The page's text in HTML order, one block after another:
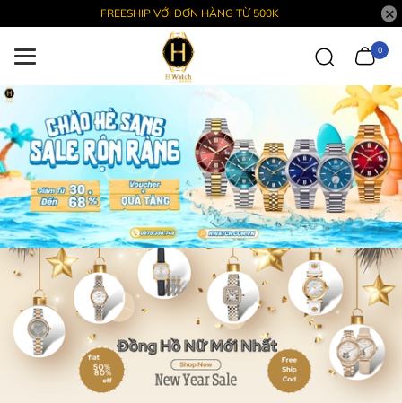
FREESHIP VỚI ĐƠN HÀNG TỪ 500K
0